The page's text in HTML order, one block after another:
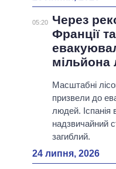
05:20
Через
Франції та
мільйона
Масштабні
призвели до
людей. Іспанія
надзвичайний
загиблий.
24 липня, 2026